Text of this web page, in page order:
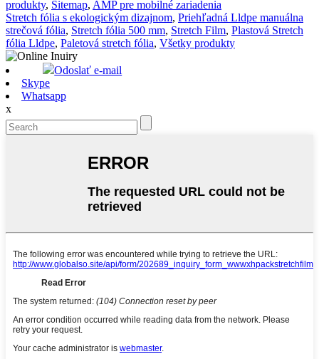
produkty, Sitemap, AMP pre mobilné zariadenia
Stretch fólia s ekologickým dizajnom, Priehľadná Lldpe manuálna
strečová fólia, Stretch fólia 500 mm, Stretch Film, Plastová Stretch
fólia Lldpe, Paletová stretch fólia, Všetky produkty
Odoslať e-mail
Skype
Whatsapp
x